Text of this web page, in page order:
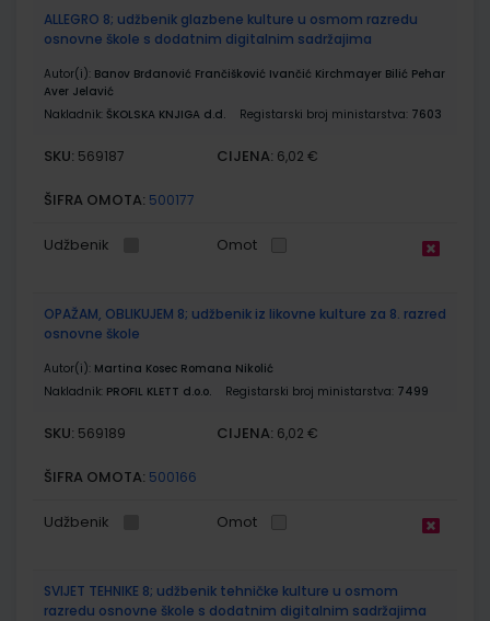
ALLEGRO 8; udžbenik glazbene kulture u osmom razredu
osnovne škole s dodatnim digitalnim sadržajima
Autor(i): Banov Brđanović Frančišković Ivančić Kirchmayer Bilić Pehar
Aver Jelavić
Nakladnik: ŠKOLSKA KNJIGA d.d. Registarski broj ministarstva: 7603
SKU: 569187 CIJENA: 6,02 €
ŠIFRA OMOTA: 500177
Udžbenik Omot
OPAŽAM, OBLIKUJEM 8; udžbenik iz likovne kulture za 8. razred
osnovne škole
Autor(i): Martina Kosec Romana Nikolić
Nakladnik: PROFIL KLETT d.o.o. Registarski broj ministarstva: 7499
SKU: 569189 CIJENA: 6,02 €
ŠIFRA OMOTA: 500166
Udžbenik Omot
SVIJET TEHNIKE 8; udžbenik tehničke kulture u osmom
razredu osnovne škole s dodatnim digitalnim sadržajima